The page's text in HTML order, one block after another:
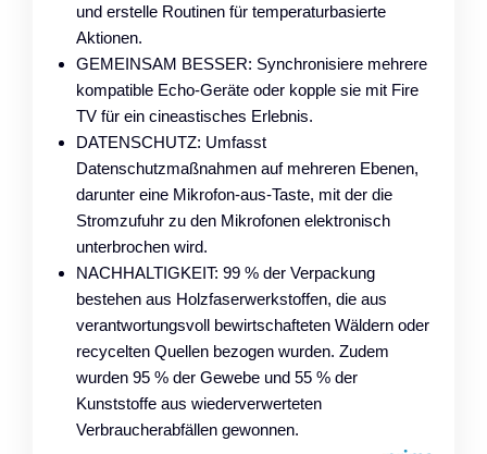
und erstelle Routinen für temperaturbasierte
Aktionen.
GEMEINSAM BESSER: Synchronisiere mehrere
kompatible Echo-Geräte oder kopple sie mit Fire
TV für ein cineastisches Erlebnis.
DATENSCHUTZ: Umfasst
Datenschutzmaßnahmen auf mehreren Ebenen,
darunter eine Mikrofon-aus-Taste, mit der die
Stromzufuhr zu den Mikrofonen elektronisch
unterbrochen wird.
NACHHALTIGKEIT: 99 % der Verpackung
bestehen aus Holzfaserwerkstoffen, die aus
verantwortungsvoll bewirtschafteten Wäldern oder
recycelten Quellen bezogen wurden. Zudem
wurden 95 % der Gewebe und 55 % der
Kunststoffe aus wiederverwerteten
Verbraucherabfällen gewonnen.